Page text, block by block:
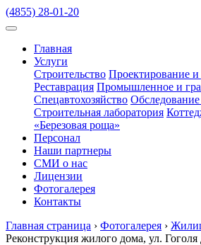
(4855) 28-01-20
Главная
Услуги
Строительство Проектирование и
Реставрация Промышленное и
Спецавтохозяйство
Строительная лаборатория
«Березовая роща»
Персонал
Наши партнеры
СМИ о нас
Лицензии
Фотогалерея
Контакты
Главная страница › Фотогалерея ›
Реконструкция жилого дома, ул. Гоголя